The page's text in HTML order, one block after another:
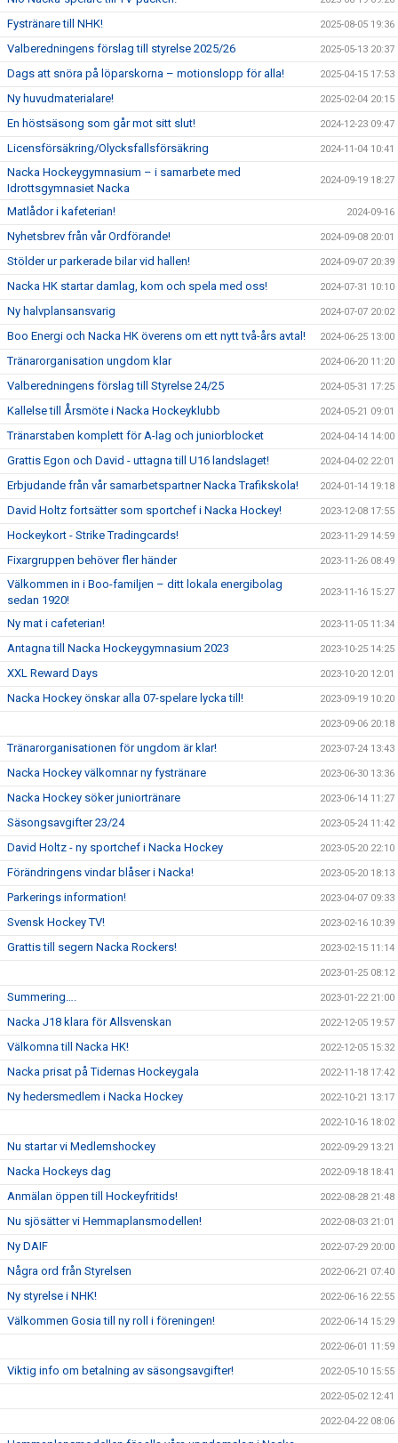
Fystränare till NHK! 2025-08-05 19:36
Valberedningens förslag till styrelse 2025/26 2025-05-13 20:37
Dags att snöra på löparskorna – motionslopp för alla! 2025-04-15 17:53
Ny huvudmaterialare! 2025-02-04 20:15
En höstsäsong som går mot sitt slut! 2024-12-23 09:47
Licensförsäkring/Olycksfallsförsäkring 2024-11-04 10:41
Nacka Hockeygymnasium – i samarbete med
Idrottsgymnasiet Nacka
2024-09-19 18:27
Matlådor i kafeterian! 2024-09-16
Nyhetsbrev från vår Ordförande! 2024-09-08 20:01
Stölder ur parkerade bilar vid hallen! 2024-09-07 20:39
Nacka HK startar damlag, kom och spela med oss! 2024-07-31 10:10
Ny halvplansansvarig 2024-07-07 20:02
Boo Energi och Nacka HK överens om ett nytt två-års avtal! 2024-06-25 13:00
Tränarorganisation ungdom klar 2024-06-20 11:20
Valberedningens förslag till Styrelse 24/25 2024-05-31 17:25
Kallelse till Årsmöte i Nacka Hockeyklubb 2024-05-21 09:01
Tränarstaben komplett för A-lag och juniorblocket 2024-04-14 14:00
Grattis Egon och David - uttagna till U16 landslaget! 2024-04-02 22:01
Erbjudande från vår samarbetspartner Nacka Trafikskola! 2024-01-14 19:18
David Holtz fortsätter som sportchef i Nacka Hockey! 2023-12-08 17:55
Hockeykort - Strike Tradingcards! 2023-11-29 14:59
Fixargruppen behöver fler händer 2023-11-26 08:49
Välkommen in i Boo-familjen – ditt lokala energibolag
sedan 1920!
2023-11-16 15:27
Ny mat i cafeterian! 2023-11-05 11:34
Antagna till Nacka Hockeygymnasium 2023 2023-10-25 14:25
XXL Reward Days 2023-10-20 12:01
Nacka Hockey önskar alla 07-spelare lycka till! 2023-09-19 10:20
2023-09-06 20:18
Tränarorganisationen för ungdom är klar! 2023-07-24 13:43
Nacka Hockey välkomnar ny fystränare 2023-06-30 13:36
Nacka Hockey söker juniortränare 2023-06-14 11:27
Säsongsavgifter 23/24 2023-05-24 11:42
David Holtz - ny sportchef i Nacka Hockey 2023-05-20 22:10
Förändringens vindar blåser i Nacka! 2023-05-20 18:13
Parkerings information! 2023-04-07 09:33
Svensk Hockey TV! 2023-02-16 10:39
Grattis till segern Nacka Rockers! 2023-02-15 11:14
2023-01-25 08:12
Summering…. 2023-01-22 21:00
Nacka J18 klara för Allsvenskan 2022-12-05 19:57
Välkomna till Nacka HK! 2022-12-05 15:32
Nacka prisat på Tidernas Hockeygala 2022-11-18 17:42
Ny hedersmedlem i Nacka Hockey 2022-10-21 13:17
2022-10-16 18:02
Nu startar vi Medlemshockey 2022-09-29 13:21
Nacka Hockeys dag 2022-09-18 18:41
Anmälan öppen till Hockeyfritids! 2022-08-28 21:48
Nu sjösätter vi Hemmaplansmodellen! 2022-08-03 21:01
Ny DAIF 2022-07-29 20:00
Några ord från Styrelsen 2022-06-21 07:40
Ny styrelse i NHK! 2022-06-16 22:55
Välkommen Gosia till ny roll i föreningen! 2022-06-14 15:29
2022-06-01 11:59
Viktig info om betalning av säsongsavgifter! 2022-05-10 15:55
2022-05-02 12:41
2022-04-22 08:06